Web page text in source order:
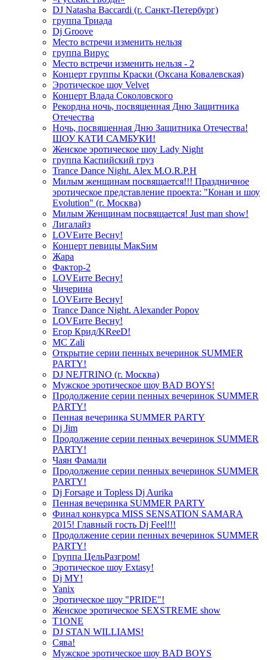
DJ Natasha Baccardi (г. Санкт-Петербург)
группа Триада
Dj Groove
Место встречи изменить нельзя
группа Вирус
Место встречи изменить нельзя - 2
Концерт группы Краски (Оксана Ковалевская)
Эротическое шоу Velvet
Концерт Влада Соколовского
Рекордна ночь, посвященная Дню Защитника
Отечества
Ночь, посвященная Дню Защитника Отечества!
ШОУ КАТИ САМБУКИ!
Женское эротическое шоу Lady Night
группа Каспийский груз
Trance Dance Night. Alex M.O.R.P.H
Милым женщинам посвящается!!! Праздничное
эротическое представление проекта: "Конан и шоу
Evolution" (г. Москва)
Милым Женщинам посвящается! Just man show!
Лигалайз
LOVEите Весну!
Концерт певицы МакSим
Жара
Фактор-2
LOVEите Весну!
Чичерина
LOVEите Весну!
Trance Dance Night. Alexander Popov
LOVEите Весну!
Егор Крид/KReeD!
MC Zali
Открытие серии пенных вечеринок SUMMER
PARTY!
DJ NEJTRINO (г. Москва)
Мужское эротическое шоу BAD BOYS!
Продолжение серии пенных вечеринок SUMMER
PARTY!
Пенная вечеринка SUMMER PARTY
Dj Jim
Продолжение серии пенных вечеринок SUMMER
PARTY!
Чаян Фамали
Продолжение серии пенных вечеринок SUMMER
PARTY!
Dj Forsage и Topless Dj Aurika
Пенная вечеринка SUMMER PARTY
Финал конкурса MISS SENSATION SAMARA
2015! Главный гость Dj Feel!!!
Продолжение серии пенных вечеринок SUMMER
PARTY!
Группа ЦельРазгром!
Эротическое шоу Extasy!
Dj MY!
Yanix
Эротическое шоу "PRIDE"!
Женское эротическое SEXSTREME show
T1ONE
DJ STAN WILLIAMS!
Сява!
Мужское эротическое шоу BAD BOYS